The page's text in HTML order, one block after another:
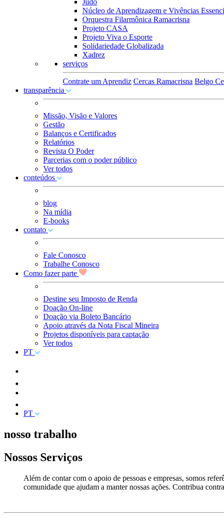
Judô
Núcleo de Aprendizagem e Vivências
Orquestra Filarmônica Ramacrisna
Projeto CASA
Projeto Viva o Esporte
Solidariedade Globalizada
Xadrez
serviços
Contrate um Aprendiz Cercas Ramacrisna Belgo
transparência
Missão, Visão e Valores
Gestão
Balanços e Certificados
Relatórios
Revista O Poder
Parcerias com o poder público
Ver todos
conteúdos
blog
Na mídia
E-books
contato
Fale Conosco
Trabalhe Conosco
Como fazer parte
Destine seu Imposto de Renda
Doação On-line
Doação via Boleto Bancário
Apoio através da Nota Fiscal Mineira
Projetos disponíveis para captação
Ver todos
PT
PT
nosso trabalho
Nossos Serviços
Além de contar com o apoio de pessoas e empresas, somos
comunidade que ajudam a manter nossas ações. Contribua